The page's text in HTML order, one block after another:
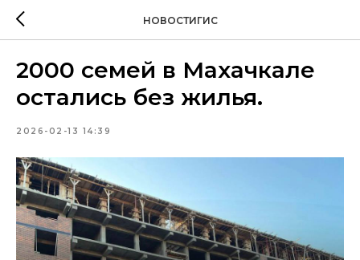
НОВОСТИГИС
2000 семей в Махачкале
остались без жилья.
2026-02-13 14:39